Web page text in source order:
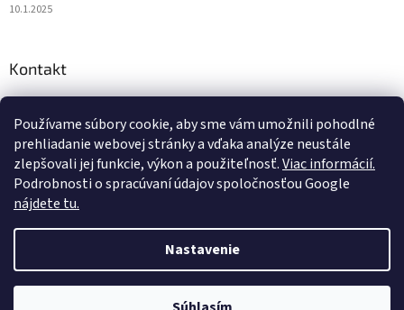
Používame súbory cookie, aby sme vám umožnili pohodlné
prehliadanie webovej stránky a vďaka analýze neustále
zlepšovali jej funkcie, výkon a použiteľnosť.Viac informácií.
Podrobnosti o spracúvaní údajov spoločnosťou Google
nájdete tu.
Nastavenie
10.1.2025
Kontakt
+421 915 478 199
Copyright 2026Diagstore.sk. Všetky práva vyhradené.Upraviť